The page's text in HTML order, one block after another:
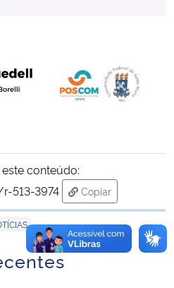
conteúdo:
513-3974
Copiar
para área de